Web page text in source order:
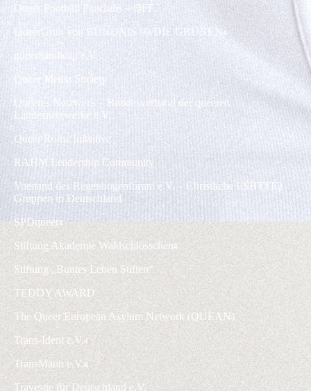
Queer Football Fanclubs – QFF
QueerGrün von BÜNDNIS 90/DIE GRÜNEN 4
queerhandicap e.V.
Queer Media Society
Queeres Netzwerk – Bundesverband der queeren
Landesnetzwerke e.V.
Queer Roma Initiative
RAHM Leadership Community
Vorstand des Regenbogenforum e.V. – Christliche LSBTTIQ
Gruppen in Deutschland
SPDqueer4
Stiftung Akademie Waldschlösschen4
Stiftung „Buntes Leben Stiften“
TEDDY AWARD
The Queer European Asylum Network (QUEAN)
Trans-Ident e.V.4
TransMann e.V.4
Travestie für Deutschland e.V.